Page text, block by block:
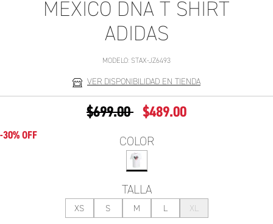
MEXICO DNA T SHIRT
ADIDAS
MODELO: STAX-JZ6493
VER DISPONIBILIDAD EN TIENDA
PRECIO REDUCIDO DE
$699.00A $489.00
-30% OFF COLOR
TALLA
XS S M L XL